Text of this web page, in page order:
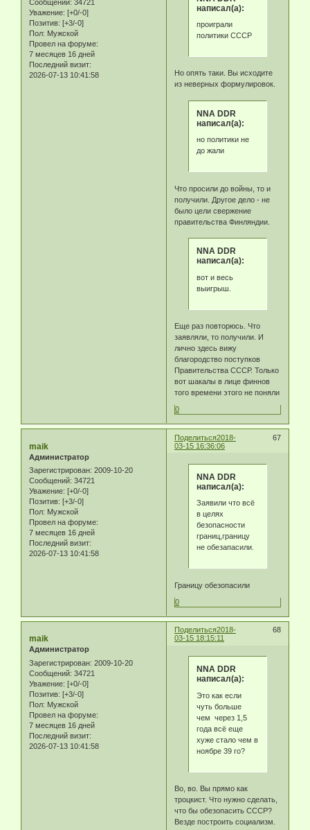
Сообщений: 34721
Уважение: [+0/-0]
Позитив: [+3/-0]
Пол: Мужской
Провел на форуме:
7 месяцев 16 дней
Последний визит:
2026-07-13 10:41:58
написал(а):
проиграли
политики СССР
Но опять таки. Вы исходите
из неверных формулировок.
NNA DDR
написал(а):
но политики не
до жали
Что просили до войны, то и
получили. Другое дело - не
было цели свержение
правительства Финляндии.
NNA DDR
написал(а):
вот и весь
выигрыш.
Еще раз повторюсь. Что
заявляли, то получили. И
лично здесь вижу
благородство поступков
Правительства СССР. Только
вот шакалы в лице финнов
того времени этого не поняли
0
Поделиться 67
2018-
03-15 16:36:06
maik
Администратор
Зарегистрирован: 2009-10-20
Сообщений: 34721
Уважение: [+0/-0]
Позитив: [+3/-0]
Пол: Мужской
Провел на форуме:
7 месяцев 16 дней
Последний визит:
2026-07-13 10:41:58
NNA DDR
написал(а):
Заявили что всё
в целях
безопасности
границ,границу
не обезапасили.
Границу обезопасили
0
Поделиться 68
2018-
03-15 18:15:11
maik
Администратор
Зарегистрирован: 2009-10-20
Сообщений: 34721
Уважение: [+0/-0]
Позитив: [+3/-0]
Пол: Мужской
Провел на форуме:
7 месяцев 16 дней
Последний визит:
2026-07-13 10:41:58
NNA DDR
написал(а):
Это как если
чуть больше
чем через 1,5
года всё еще
хуже стало чем в
ноябре 39 го?
Во, во. Вы прямо как
троцкист. Что нужно сделать,
что бы обезопасить СССР?
Везде построить социализм.